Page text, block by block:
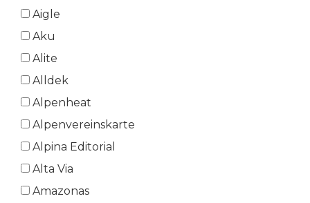
Aigle
Aku
Alite
Alldek
Alpenheat
Alpenvereinskarte
Alpina Editorial
Alta Via
Amazonas